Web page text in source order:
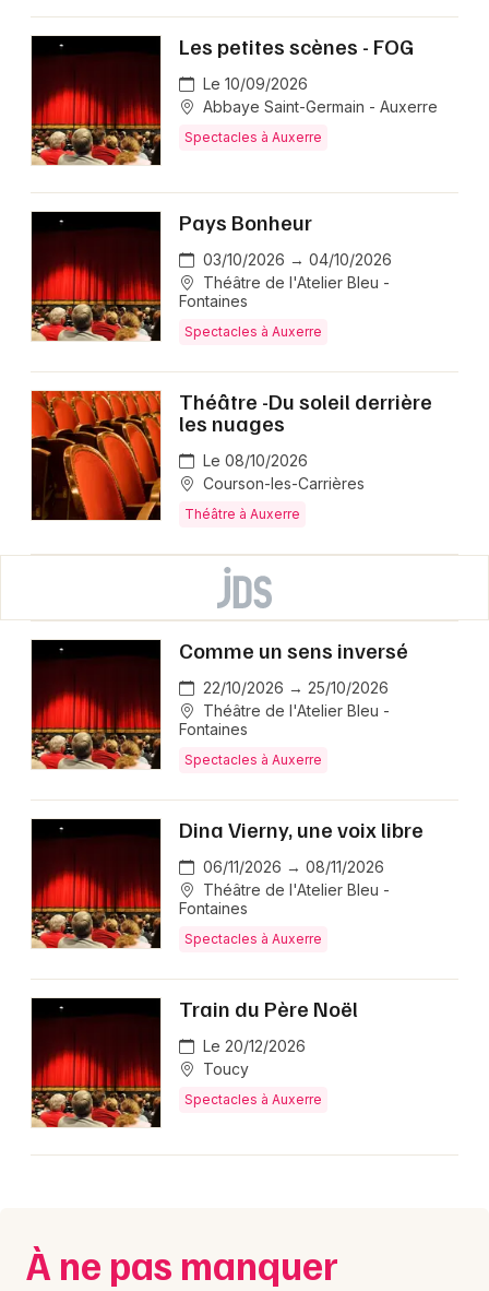
Les petites scènes - FOG
Le 10/09/2026
Abbaye Saint-Germain - Auxerre
Spectacles à Auxerre
Pays Bonheur
03/10/2026 → 04/10/2026
Théâtre de l'Atelier Bleu -
Fontaines
Spectacles à Auxerre
Théâtre -Du soleil derrière
les nuages
Le 08/10/2026
Courson-les-Carrières
Théâtre à Auxerre
Comme un sens inversé
22/10/2026 → 25/10/2026
Théâtre de l'Atelier Bleu -
Fontaines
Spectacles à Auxerre
Dina Vierny, une voix libre
06/11/2026 → 08/11/2026
Théâtre de l'Atelier Bleu -
Fontaines
Spectacles à Auxerre
Train du Père Noël
Le 20/12/2026
Toucy
Spectacles à Auxerre
À ne pas manquer